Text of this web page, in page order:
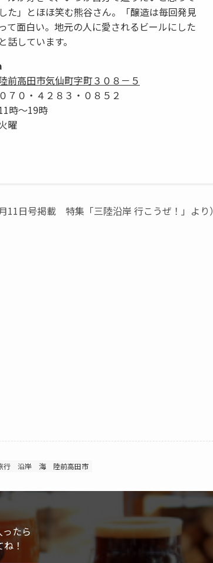
た」とほほ笑む熊谷さん。「醸造は毎回発見
て面白い。地元の人に愛されるビールにした
話しています。
前高田市気仙町字町３０８－５
７０・４２８３・０８５２
時～19時
曜
11日号掲載 特集「三陸沿岸 行こうぜ！」より）
行 沿岸 海 陸前高田市
たら
！